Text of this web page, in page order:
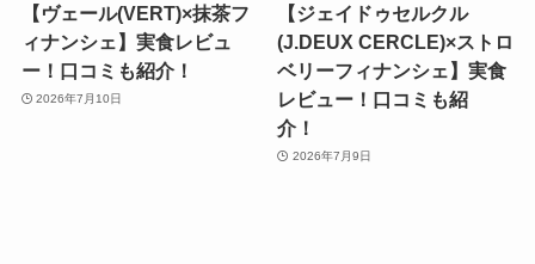
【ヴェール(VERT)×抹茶フ
ィナンシェ】実食レビュ
ー！口コミも紹介！
2026年7月10日
【ジェイドゥセルクル
(J.DEUX CERCLE)×ストロ
ベリーフィナンシェ】実食
レビュー！口コミも紹
介！
2026年7月9日